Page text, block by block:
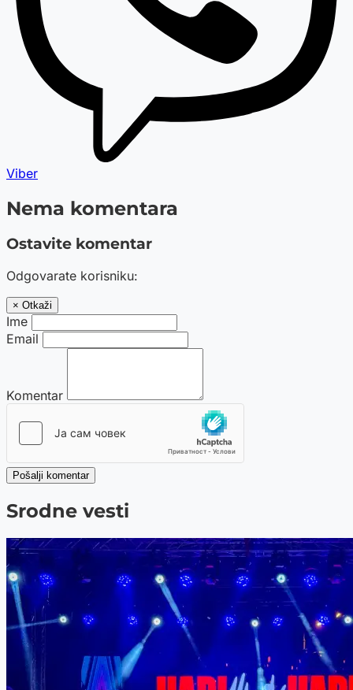
Viber
Nema komentara
Ostavite komentar
Odgovarate korisniku:
× Otkaži
Ime
Email
Komentar
Pošalji komentar
Srodne vesti